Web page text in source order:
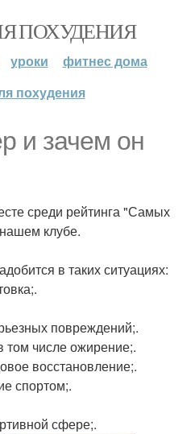
ПОХУДЕНИЯ
уроки
фитнес дома
похудения
и зачем он
среди рейтинга "Самых
клубе.
в таких ситуациях:
повреждений;.
числе ожирение;.
восстановление;.
спортом;.
сфере;.